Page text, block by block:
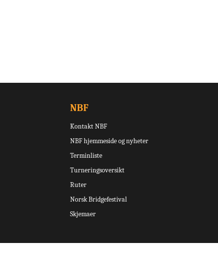
NBF
Kontakt NBF
NBF hjemmeside og nyheter
Terminliste
Turneringsoversikt
Ruter
Norsk Bridgefestival
Skjemaer